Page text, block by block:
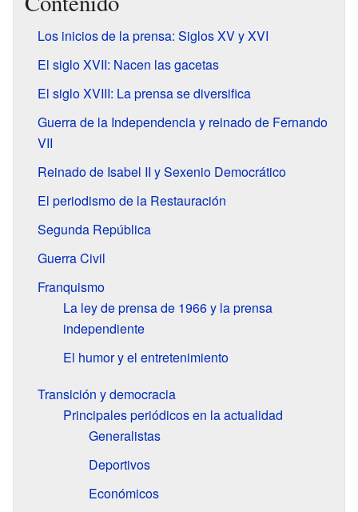
Los inicios de la prensa: Siglos XV y XVI
El siglo XVII: Nacen las gacetas
El siglo XVIII: La prensa se diversifica
Guerra de la Independencia y reinado de Fernando
VII
Reinado de Isabel II y Sexenio Democrático
El periodismo de la Restauración
Segunda República
Guerra Civil
Franquismo
La ley de prensa de 1966 y la prensa
independiente
El humor y el entretenimiento
Transición y democracia
Principales periódicos en la actualidad
Generalistas
Deportivos
Económicos